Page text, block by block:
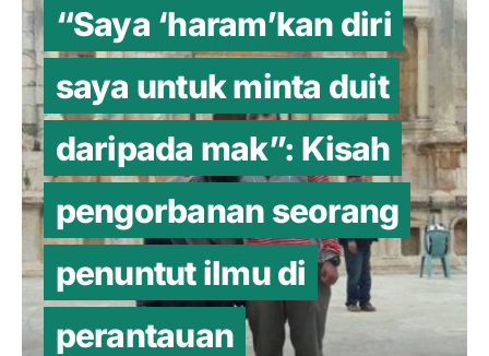
“Saya ‘haram’kan diri
saya untuk minta duit
daripada mak”: Kisah
pengorbanan seorang
penuntut ilmu di
perantauan